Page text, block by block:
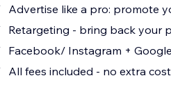
Advertise like a pro: promote
Retargeting - bring back your
Facebook/ Instagram +
All fees included - no extra